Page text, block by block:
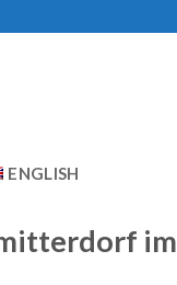
ENGLISH
im